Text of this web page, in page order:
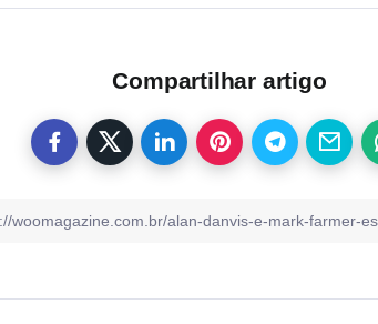
Compartilhar artigo